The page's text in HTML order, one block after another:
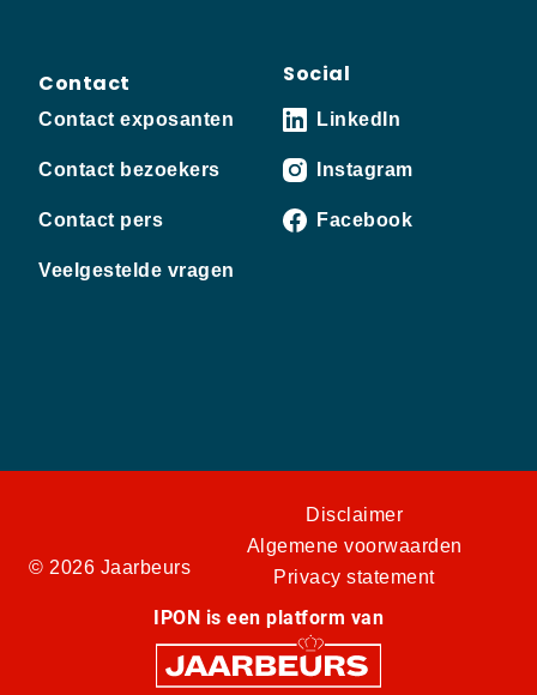
Contact
Contact exposanten
Contact bezoekers
Contact pers
Veelgestelde vragen
Social
LinkedIn
Instagram
Facebook
© 2026 Jaarbeurs
Disclaimer
Algemene voorwaarden
Privacy statement
IPON is een platform van